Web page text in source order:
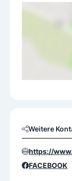
Weitere
https://
FACEBOOK